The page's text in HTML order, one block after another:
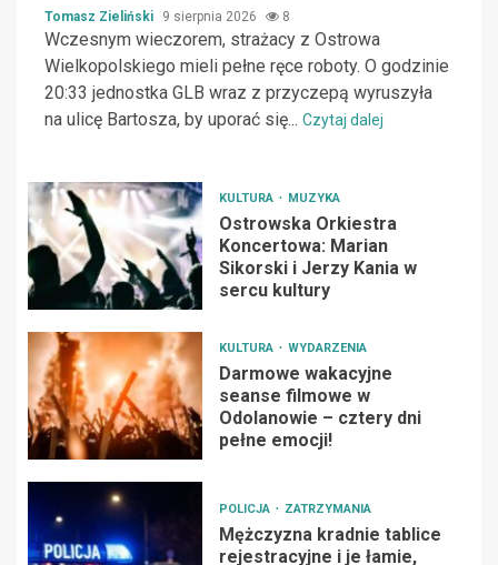
Tomasz Zieliński 9 sierpnia 2026 8
Wczesnym wieczorem, strażacy z Ostrowa
Wielkopolskiego mieli pełne ręce roboty. O godzinie
20:33 jednostka GLB wraz z przyczepą wyruszyła
na ulicę Bartosza, by uporać się... Czytaj dalej
KULTURA MUZYKA
Ostrowska Orkiestra
Koncertowa: Marian
Sikorski i Jerzy Kania w
sercu kultury
KULTURA WYDARZENIA
Darmowe wakacyjne
seanse filmowe w
Odolanowie – cztery dni
pełne emocji!
POLICJA ZATRZYMANIA
Mężczyzna kradnie tablice
rejestracyjne i je łamie,